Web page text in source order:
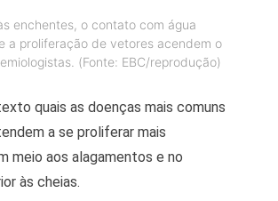
enchentes, o contato com água
a proliferação de vetores acendem o
(Fonte: EBC/reprodução)
quais as doenças mais comuns
a se proliferar mais
meio aos alagamentos e no
às cheias.